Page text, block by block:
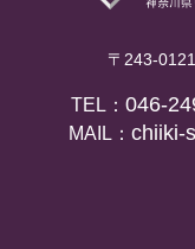
〒243-
TEL： 046-
MAIL： chiiki-